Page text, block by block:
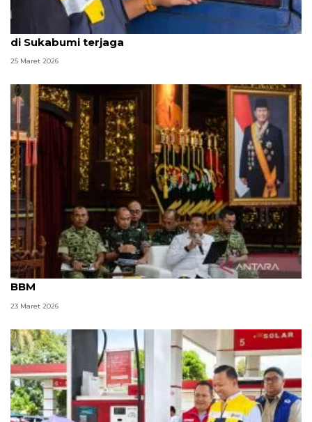
Arus balik Lebaran, BPH Migas sebut pasokan BBM
di Sukabumi terjaga
25 Maret 2026
Kemhan lakukan langkah pengiritan penggunaan
BBM
23 Maret 2026